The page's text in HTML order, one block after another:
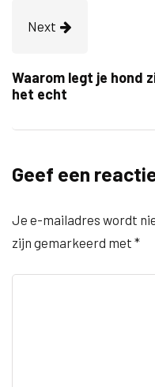
Next
Waarom legt je hond
het echt
Geef een
Je e-mailadres wordt
zijn gemarkeerd met *